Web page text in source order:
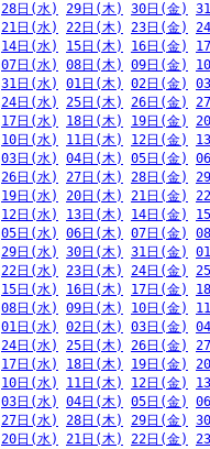
28日(水) 29日(木) 30日(金)
21日(水) 22日(木) 23日(金)
14日(水) 15日(木) 16日(金)
07日(水) 08日(木) 09日(金)
31日(水) 01日(木) 02日(金)
24日(水) 25日(木) 26日(金)
17日(水) 18日(木) 19日(金)
10日(水) 11日(木) 12日(金)
03日(水) 04日(木) 05日(金)
26日(水) 27日(木) 28日(金)
19日(水) 20日(木) 21日(金)
12日(水) 13日(木) 14日(金)
05日(水) 06日(木) 07日(金)
29日(水) 30日(木) 31日(金)
22日(水) 23日(木) 24日(金)
15日(水) 16日(木) 17日(金)
08日(水) 09日(木) 10日(金)
01日(水) 02日(木) 03日(金)
24日(水) 25日(木) 26日(金)
17日(水) 18日(木) 19日(金)
10日(水) 11日(木) 12日(金)
03日(水) 04日(木) 05日(金)
27日(水) 28日(木) 29日(金)
20日(水) 21日(木) 22日(金)